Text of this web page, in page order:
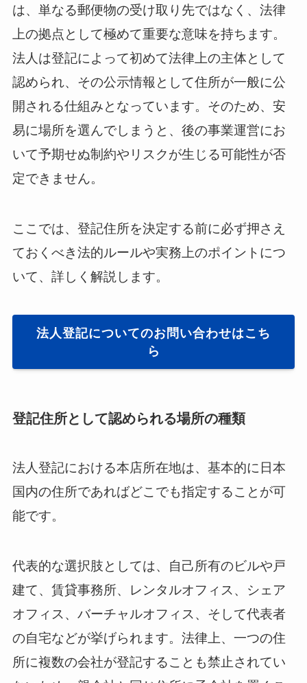
は、単なる郵便物の受け取り先ではなく、法律
上の拠点として極めて重要な意味を持ちます。
法人は登記によって初めて法律上の主体として
認められ、その公示情報として住所が一般に公
開される仕組みとなっています。そのため、安
易に場所を選んでしまうと、後の事業運営にお
いて予期せぬ制約やリスクが生じる可能性が否
定できません。
ここでは、登記住所を決定する前に必ず押さえ
ておくべき法的ルールや実務上のポイントにつ
いて、詳しく解説します。
法人登記についてのお問い合わせはこち
ら
登記住所として認められる場所の種類
法人登記における本店所在地は、基本的に日本
国内の住所であればどこでも指定することが可
能です。
代表的な選択肢としては、自己所有のビルや戸
建て、賃貸事務所、レンタルオフィス、シェア
オフィス、バーチャルオフィス、そして代表者
の自宅などが挙げられます。法律上、一つの住
所に複数の会社が登記することも禁止されてい